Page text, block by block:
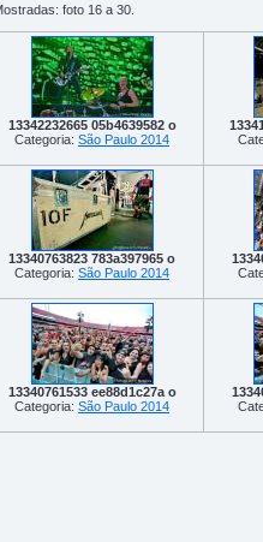
foto 16 a 30.
13342232665 05b4639582 o
Categoria: São Paulo 2014
13340763823 783a397965 o
Categoria: São Paulo 2014
13340761533 ee88d1c27a o
Categoria: São Paulo 2014